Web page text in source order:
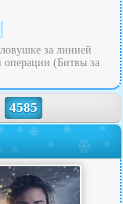
за линией
операции (Битвы за
4585